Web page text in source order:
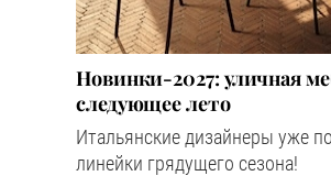
Новинки-2027: уличная
следующее лето
Итальянские дизайнеры уже
линейки грядущего сезона!